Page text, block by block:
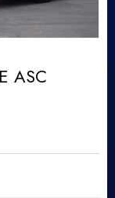
ASC